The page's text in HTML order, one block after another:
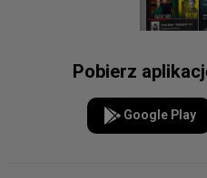
Pobierz
Google Play